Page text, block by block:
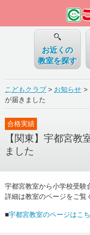
お近くの
教室を探す
こどもクラブ> お知らせ >
が届きました
【関東】宇都宮教
ました
合格実績
宇都宮教室から小学校受験
詳細は教室のページをご覧
■宇都宮教室のページはこ